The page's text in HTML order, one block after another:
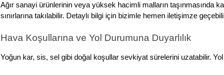
Ağır sanayi ürünlerinin veya yüksek hacimli malların taşınmasında
sınırlarına takılabilir. Detaylı bilgi için bizimle hemen iletişimze
Hava Koşullarına ve Yol Durumuna Duyarlılık
Yoğun kar, sis, sel gibi doğal koşullar sevkiyat sürelerini uzatabilir.